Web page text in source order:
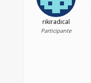
rikiradical
Participante